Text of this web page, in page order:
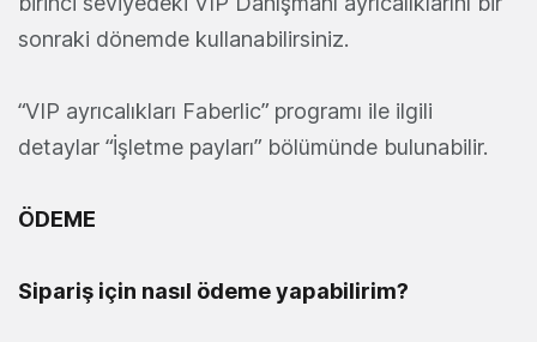
sonraki dönemde kullanabilirsiniz.
“VIP ayrıcalıkları Faberlic” programı ile ilgili
detaylar “İşletme payları” bölümünde bulunabilir.
ÖDEME
Sipariş için nasıl ödeme yapabilirim?